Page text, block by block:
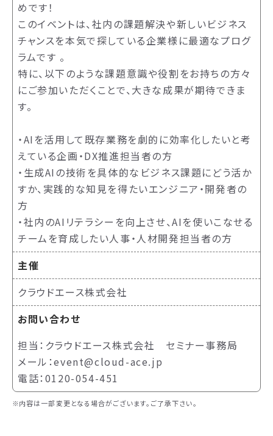
めです！
このイベントは、社内の課題解決や新しいビジネス
チャンスを本気で探している企業様に最適なプログ
ラムです 。
特に、以下のような課題意識や役割をお持ちの方々
にご参加いただくことで、大きな成果が期待できま
す。
・AIを活用して既存業務を劇的に効率化したいと考
えている企画・DX推進担当者の方
・生成AIの技術を具体的なビジネス課題にどう活か
すか、実践的な知見を得たいエンジニア・開発者の
方
・社内のAIリテラシーを向上させ、AIを使いこなせる
チームを育成したい人事・人材開発担当者の方
主催
クラウドエース株式会社
お問い合わせ
担当：クラウドエース株式会社 セミナー事務局
メール：event@cloud-ace.jp
電話：0120-054-451
内容は一部変更となる場合がございます。ご了承下さい。